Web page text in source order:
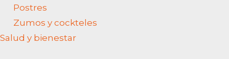
Cultura
Empresa
Noticias